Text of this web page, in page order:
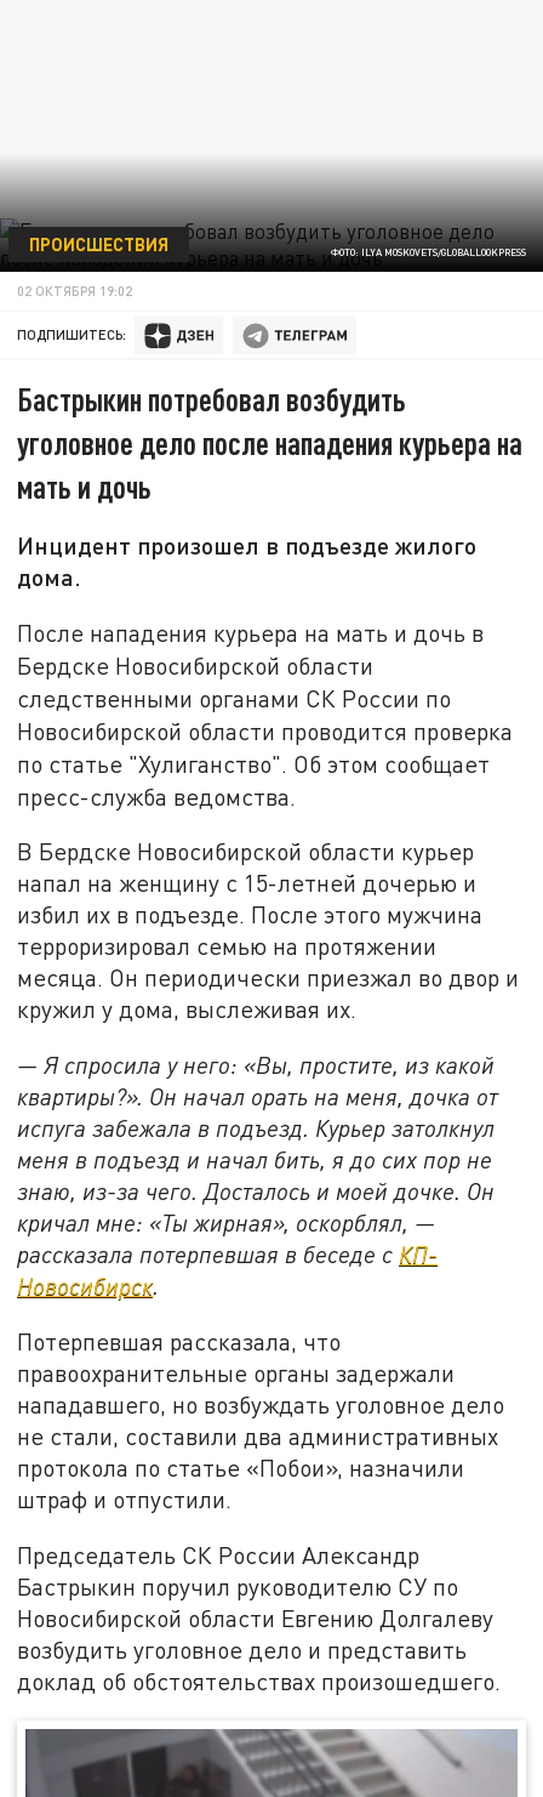
ФОТО: ILYA MOSKOVETS/GLOBALLOOKPRESS
ПРОИСШЕСТВИЯ
02 ОКТЯБРЯ 19:02
ПОДПИШИТЕСЬ:
Бастрыкин потребовал возбудить
уголовное дело после нападения курьера на
мать и дочь
Инцидент произошел в подъезде жилого
дома.
После нападения курьера на мать и дочь в
Бердске Новосибирской области
следственными органами СК России по
Новосибирской области проводится проверка
по статье "Хулиганство". Об этом сообщает
пресс-служба ведомства.
В Бердске Новосибирской области курьер
напал на женщину с 15-летней дочерью и
избил их в подъезде. После этого мужчина
терроризировал семью на протяжении
месяца. Он периодически приезжал во двор и
кружил у дома, выслеживая их.
— Я спросила у него: «Вы, простите, из какой
квартиры?». Он начал орать на меня, дочка от
испуга забежала в подъезд. Курьер затолкнул
меня в подъезд и начал бить, я до сих пор не
знаю, из-за чего. Досталось и моей дочке. Он
кричал мне: «Ты жирная», оскорблял, —
рассказала потерпевшая в беседе с КП-
Новосибирск.
Потерпевшая рассказала, что
правоохранительные органы задержали
нападавшего, но возбуждать уголовное дело
не стали, составили два административных
протокола по статье «Побои», назначили
штраф и отпустили.
Председатель СК России Александр
Бастрыкин поручил руководителю СУ по
Новосибирской области Евгению Долгалеву
возбудить уголовное дело и представить
доклад об обстоятельствах произошедшего.